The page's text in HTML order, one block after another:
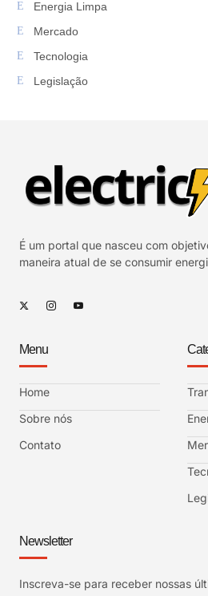
Energia Limpa
Mercado
Tecnologia
Legislação
É um portal que nasceu com
maneira atual de se consumir
Menu
Home
Sobre nós
Contato
Newsletter
Inscreva-se para receber nossas